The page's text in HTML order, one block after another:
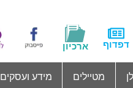
דפדוף ארכיון
מטיילים מידע ועסקים